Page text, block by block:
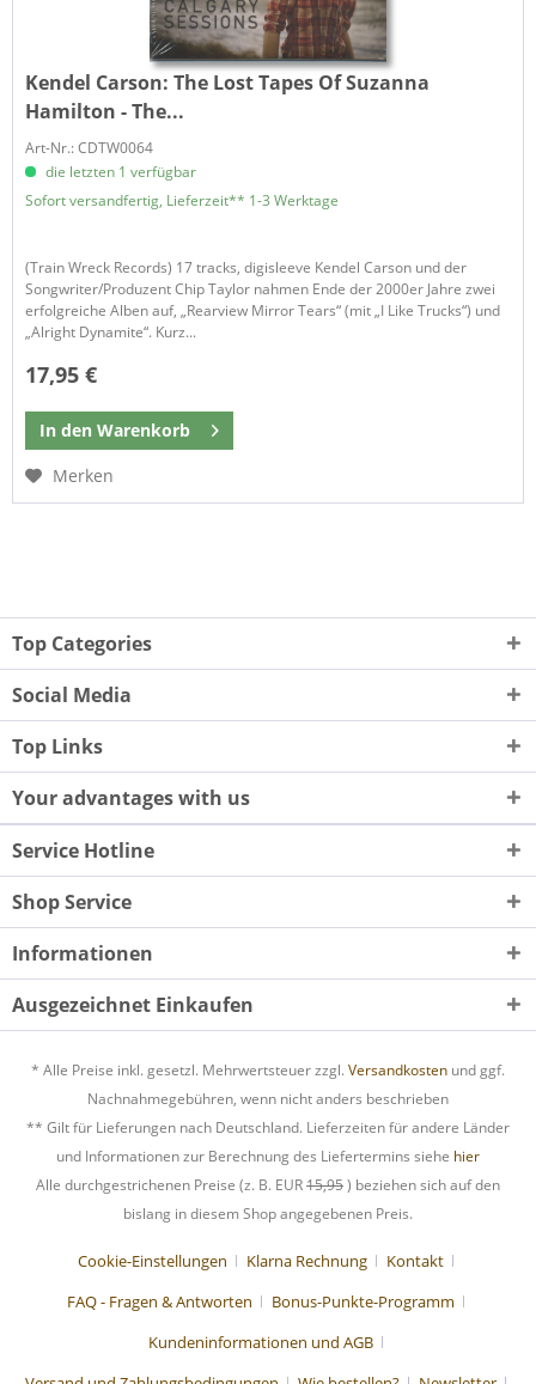
Kendel Carson: The Lost Tapes Of Suzanna
Hamilton - The...
Art-Nr.: CDTW0064
die letzten 1 verfügbar
Sofort versandfertig, Lieferzeit** 1-3 Werktage
(Train Wreck Records) 17 tracks, digisleeve Kendel Carson und der
Songwriter/Produzent Chip Taylor nahmen Ende der 2000er Jahre zwei
erfolgreiche Alben auf, „Rearview Mirror Tears“ (mit „I Like Trucks“) und
„Alright Dynamite“. Kurz...
17,95 €
In den Warenkorb
Merken
Top Categories
Social Media
Top Links
Your advantages with us
Service Hotline
Shop Service
Informationen
Ausgezeichnet Einkaufen
* Alle Preise inkl. gesetzl. Mehrwertsteuer zzgl. Versandkosten und ggf.
Nachnahmegebühren, wenn nicht anders beschrieben
** Gilt für Lieferungen nach Deutschland. Lieferzeiten für andere Länder
und Informationen zur Berechnung des Liefertermins siehe hier
Alle durchgestrichenen Preise (z. B. EUR15,95) beziehen sich auf den
bislang in diesem Shop angegebenen Preis.
Cookie-Einstellungen Klarna Rechnung
Kontakt
FAQ - Fragen & Antworten
Bonus-Punkte-Programm
Kundeninformationen und AGB